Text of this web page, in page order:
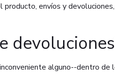
envíos y
alguno--dentro